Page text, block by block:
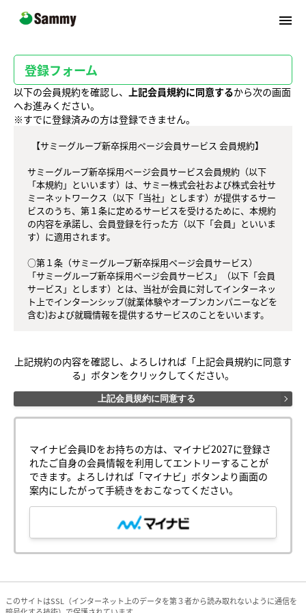
menu
登録フォーム
以下の会員規約を確認し、 上記会員規約に同意するから次の画面
へお進みください。
※すでに登録済みの方は登録できません。
サミーグループ新卒採用ページ会員サービス会員規約（以下
「本規約」といいます）は、サミー株式会社および株式会社サ
ミーネットワークス（以下「当社」とします）が提供するサー
ビスのうち、第１条に定めるサービスを受けるために、本規約
の内容を承諾し、会員登録を行った方（以下「会員」といいま
す）に適用されます。
○第１条（サミーグループ新卒採用ページ会員サービス）
「サミーグループ新卒採用ページ会員サービス」（以下「会員
サービス」とします）とは、当社が会員に対してインターネッ
ト上でインターンシップ(就業体験やオープンカンパニーなどを
含む)および就職情報を提供するサービスのことをいいます。
るものとします。ただし、当社の裁量により、申込者が以下各
号に該当すると判断した場合、当社は、申込者に対して会員Ｉ
Ｄ番号およびパスワードの付与をしない又は取り消すことがあ
ります。なお、会員は、当社が会員ＩＤ番号・パスワードの付
与をしない又は取り消した申込者に対して、当該判断理由の開
①　申込者以外の者が、やむを得ない理由がないにもか
かわらず、会員サービスの登録を行った場合（申込者と登録内
容とで同一人格でない場合）
②　会員サービスの登録内容に虚偽、誤入力、入力漏れ
がある場合
③　過去および現在、暴力団、暴力団員、暴力団準構成
員、暴力団関係企業、総会屋、社会運動標ぼうゴロ、政治活動
標ぼうゴロ、特殊知能暴力集団等の反社会的勢力又はこれらと
に不正アクセス、第三者のログイン情報を利用したことが判明
上記規約の内容を確認し、よろしければ「上記会員規約に同意す
る」ボタンをクリックしてください。
上記会員規約に同意する
マイナビ会員IDをお持ちの方は、マイナビ2027に登録さ
れたご自身の会員情報を利用してエントリーすることが
できます。よろしければ「マイナビ」ボタンより画面の
案内にしたがって手続きをおこなってください。
このサイトはSSL（インターネット上のデータを第３者から読み取れないように通信を